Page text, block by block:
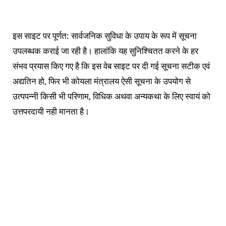
इस साइट पर पूर्णत: सार्वजनिक सुविधा के उपाय के रूप में सूचना
उपलब्धक कराई जा रही है। हालांकि यह सुनिश्चितत करने के हर
संभव प्रयास किए गए है कि इस वेब साइट पर दी गई सूचना सटीक एवं
अद्यतिन हो, फिर भी कोयला मंत्रालय ऐसी सूचना के उपयोग से
उत्पपन्नी किसी भी परिणाम, विधिक अथवा अन्यकथा के लिए स्वायं को
उत्तपरदायी नही मानता है।